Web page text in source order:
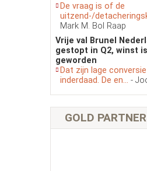
De vraag is of de
uitzend-/
Mark M. Bol Raap
Vrije val Brunel
gestopt in Q2, winst
geworden
Dat zijn lage conversie
inderdaad. De en... -
GOLD